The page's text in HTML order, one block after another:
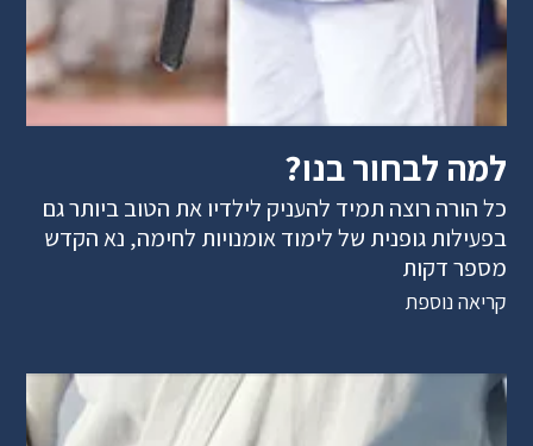
למה לבחור בנו?
כל הורה רוצה תמיד להעניק לילדיו את הטוב ביותר גם
בפעילות גופנית של לימוד אומנויות לחימה, נא הקדש
מספר דקות
קריאה נוספת